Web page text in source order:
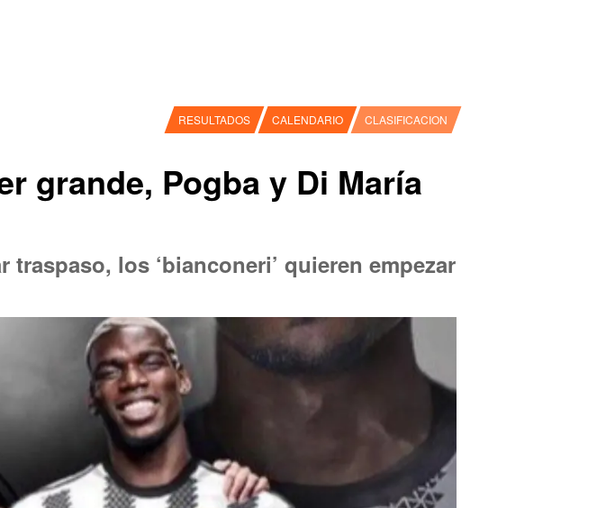
RESULTADOS CALENDARIO CLASIFICACION
grande, Pogba y Di María
los ‘bianconeri’ quieren empezar